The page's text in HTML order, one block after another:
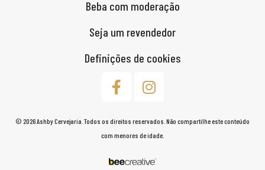
Beba com moderação
Seja um revendedor
Definições de cookies
© 2026 Ashby Cervejaria. Todos os direitos reservados. Não compartilhe este conteúdo
com menores de idade.